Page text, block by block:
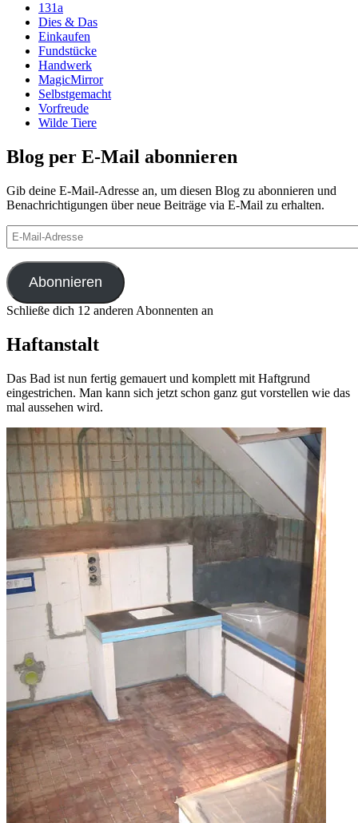
131a
Dies & Das
Einkaufen
Fundstücke
Handwerk
MagicMirror
Selbstgemacht
Vorfreude
Wilde Tiere
Blog per E-Mail abonnieren
Gib deine E-Mail-Adresse an, um diesen Blog zu abonnieren und
Benachrichtigungen über neue Beiträge via E-Mail zu erhalten.
E-
Mail-
Adresse
Abonnieren
Schließe dich 12 anderen Abonnenten an
Haftanstalt
Das Bad ist nun fertig gemauert und komplett mit Haftgrund
eingestrichen. Man kann sich jetzt schon ganz gut vorstellen wie das
mal aussehen wird.